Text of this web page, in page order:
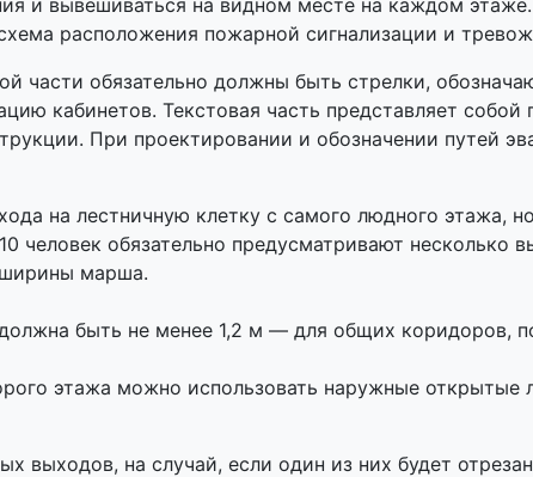
расположения пожарной сигнализации и
части обязательно должны быть стрелки,
кабинетов. Текстовая часть представляет собой
При проектировании и обозначении путей
на лестничную клетку с самого людного этажа,
человек обязательно предусматривают несколько
марша.
быть не менее 1,2 м — для общих коридоров,
этажа можно использовать наружные открытые
выходов, на случай, если один из них будет